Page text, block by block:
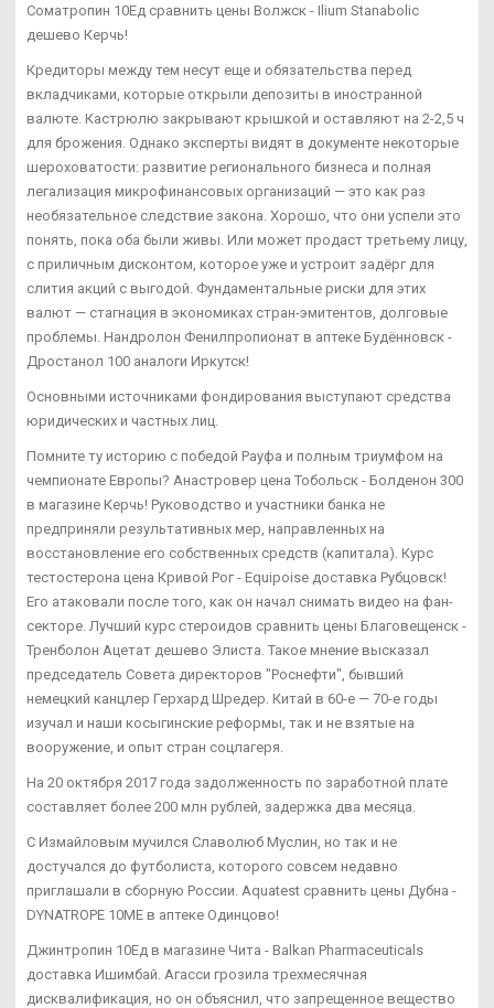
Cоматропин 10Ед сравнить цены Волжск - Ilium Stanabolic
дешево Керчь!
Кредиторы между тем несут еще и обязательства перед
вкладчиками, которые открыли депозиты в иностранной
валюте. Кастрюлю закрывают крышкой и оставляют на 2-2,5 ч
для брожения. Однако эксперты видят в документе некоторые
шероховатости: развитие регионального бизнеса и полная
легализация микрофинансовых организаций — это как раз
необязательное следствие закона. Хорошо, что они успели это
понять, пока оба были живы. Или может продаст третьему лицу,
с приличным дисконтом, которое уже и устроит задёрг для
слития акций с выгодой. Фундаментальные риски для этих
валют — стагнация в экономиках стран-эмитентов, долговые
проблемы. Нандролон Фенилпропионат в аптеке Будённовск -
Дростанол 100 аналоги Иркутск!
Основными источниками фондирования выступают средства
юридических и частных лиц.
Помните ту историю с победой Рауфа и полным триумфом на
чемпионате Европы? Анастровер цена Тобольск - Болденон 300
в магазине Керчь! Руководство и участники банка не
предприняли результативных мер, направленных на
восстановление его собственных средств (капитала). Курс
тестостерона цена Кривой Рог - Equipoise доставка Рубцовск!
Его атаковали после того, как он начал снимать видео на фан-
секторе. Лучший курс стероидов сравнить цены Благовещенск -
Тренболон Ацетат дешево Элиста. Такое мнение высказал
председатель Совета директоров "Роснефти", бывший
немецкий канцлер Герхард Шредер. Китай в 60-е — 70-е годы
изучал и наши косыгинские реформы, так и не взятые на
вооружение, и опыт стран соцлагеря.
На 20 октября 2017 года задолженность по заработной плате
составляет более 200 млн рублей, задержка два месяца.
С Измайловым мучился Славолюб Муслин, но так и не
достучался до футболиста, которого совсем недавно
приглашали в сборную России. Aquatest сравнить цены Дубна -
DYNATROPE 10ME в аптеке Одинцово!
Джинтропин 10Ед в магазине Чита - Balkan Pharmaceuticals
доставка Ишимбай. Агасси грозила трехмесячная
дисквалификация, но он объяснил, что запрещенное вещество